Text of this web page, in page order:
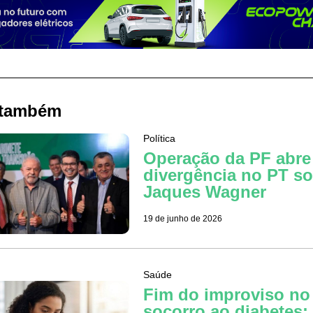
Política
Operação da PF abre
divergência no PT
Jaques Wagner
19 de junho de 2026
Saúde
Fim do improviso no